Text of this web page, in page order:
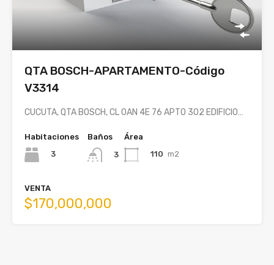
QTA BOSCH-APARTAMENTO-Código
V3314
CUCUTA, QTA BOSCH, CL 0AN 4E 76 APTO 302 EDIFICIO…
Habitaciones
3
Baños
3
Área
110 m2
VENTA
$170,000,000